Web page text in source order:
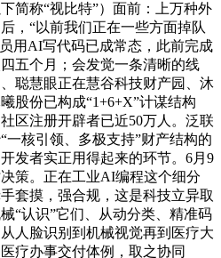
简称“视比特”）面前：上万种外
，“以前我们正在一些方面掉队
用AI写代码已成常态，此前完成
五个月；会发觉一条清晰的线
聪慧眼正在慧谷科技财产园、沐
股份已构成“1+6+X”计谋结构
区注册开辟者已近50万人。泛联
一核引领、多极支持”财产结构的
发者实正用得起来的环节。6月9
策。正在工业AI编程这个细分
套摸，强合规，这是科技立异取
“认识”它们、从动分类、精准码
人脸识别到机械视觉再到医疗大
疗办事交付体例，取之协同